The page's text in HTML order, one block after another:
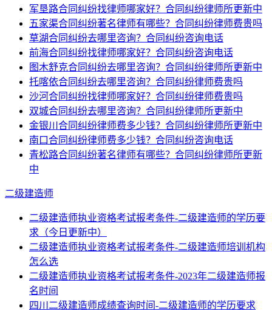
军垦路合同纠纷找律师哪家好？合同纠纷律师所更新中
五家渠合同纠纷著名律师有哪些？合同纠纷律师费贵吗
草湖合同纠纷去哪里咨询？合同纠纷咨询电话
前海合同纠纷找律师哪家好？合同纠纷咨询电话
图木舒克合同纠纷去哪里咨询？合同纠纷律师所更新中
托喀依合同纠纷去哪里咨询？合同纠纷律师费贵吗
沙河合同纠纷找律师哪家好？合同纠纷律师费贵吗
双城合同纠纷去哪里咨询？合同纠纷律师所更新中
金银川合同纠纷律师费多少钱？合同纠纷律师所更新中
南口合同纠纷律师费多少钱？合同纠纷咨询电话
青松路合同纠纷著名律师有哪些？合同纠纷律师所更新
中
二级建造师
二级建造师执业资格考试报考条件-二级建造师的学历要
求（今日更新中）
二级建造师执业资格考试报考条件-二级建造师培训机构
怎么选
二级建造师执业资格考试报考条件-2023年二级建造师报
名时间
四川二级建造师成绩查询时间-二级建造师的学历要求